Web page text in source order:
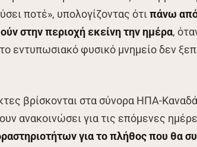
ποτέ», υπολογίζοντας ότιπάνω
στην περιοχή εκείνη την ημέρα,
εντυπωσιακό φυσικό μνημείο δεν
βρίσκονται στα σύνορα ΗΠΑ-
ανακοινώσει για τις επόμενες
για το πλήθος που θα